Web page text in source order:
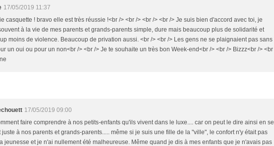
17/05/2019 11:37
casquette ! bravo elle est très réussie !<br /> <br /> <br /> <br /> Je suis bien d'accord avec toi, je
à la vie de mes parents et grands-parents simple, dure mais beaucoup plus de solidarité et
moins de violence. Beaucoup de privation aussi. <br /> <br /> Les gens ne se plaignaient pas sans
un oui ou pour un non<br /> <br /> Je te souhaite un très bon Week-end<br /> <br /> Bizzz<br /> <br
17/05/2019 09:00
faire comprendre à nos petits-enfants qu'ils vivent dans le luxe.... car on peut le dire ainsi en se
juste à nos parents et grands-parents..... même si je suis une fille de la "ville", le confort n'y était pas
jeunesse et je n'ai nullement été malheureuse. Même quand je dis à mes enfants que je n'avais pas